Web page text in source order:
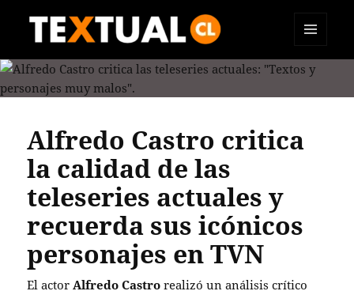
TEXTUAL
Y
WIDGETS
Alfredo Castro critica
la calidad de las
teleseries actuales y
recuerda sus icónicos
personajes en TVN
El actorAlfredo Castro realizó un análisis crítico